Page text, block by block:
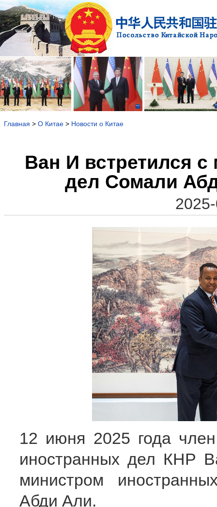
Главная > О Китае > Новости о Китае
Ван И встретился
дел Сомали
12 июня 2025 года
иностранных дел КНР
министром
Абди Али.